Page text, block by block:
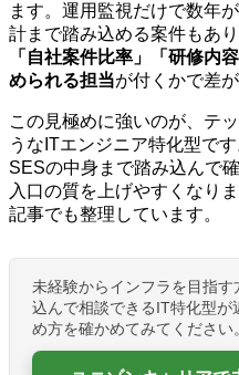
ます。運用監視だけで数年
計まで踏み込める案件もあ
「自社案件比率」「研修内
められる担当が付くかで差が
この見極めに強いのが、テ
うなITエンジニア特化型で
SESの中身まで踏み込んで
入口の質を上げやすくなり
記事でも整理しています。
未経験からインフラを目指
込んで相談できるIT特化型が
め方を確かめてみてください。